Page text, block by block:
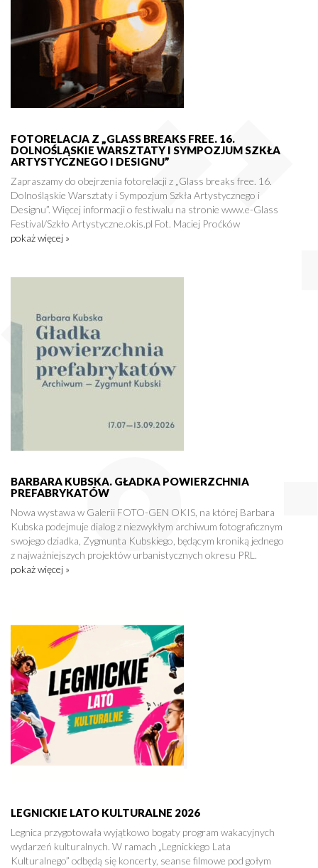
FOTORELACJA Z „GLASS BREAKS FREE. 16.
DOLNOŚLĄSKIE WARSZTATY I SYMPOZJUM SZKŁA
ARTYSTYCZNEGO I DESIGNU”
Zapraszamy do obejrzenia fotorelacji z „Glass breaks free. 16.
Dolnośląskie Warsztaty i Sympozjum Szkła Artystycznego i
Designu”. Więcej informacji o festiwalu na stronie www.e-Glass
Festival/Szkło Artystyczne.okis.pl Fot. Maciej Proćków
pokaż więcej »
BARBARA KUBSKA. GŁADKA POWIERZCHNIA
PREFABRYKATÓW
Nowa wystawa w Galerii FOTO-GEN OKIS, na której Barbara
Kubska podejmuje dialog z niezwykłym archiwum fotograficznym
swojego dziadka, Zygmunta Kubskiego, będącym kroniką jednego
z najważniejszych projektów urbanistycznych okresu PRL.
pokaż więcej »
LEGNICKIE LATO KULTURALNE 2026
Legnica przygotowała wyjątkowo bogaty program wakacyjnych
wydarzeń kulturalnych. W ramach „Legnickiego Lata
Kulturalnego” odbędą się koncerty, seanse filmowe pod gołym